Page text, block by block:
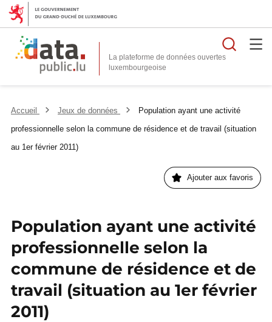
La plateforme de données ouvertes
Accueil Jeux de données
Population ayant une activité
professionnelle selon la commune de résidence et de travail (situation
au 1er février 2011)
Ajouter aux favoris
Population ayant une activité
professionnelle selon la
commune de résidence et de
travail (situation au 1er février
2011)